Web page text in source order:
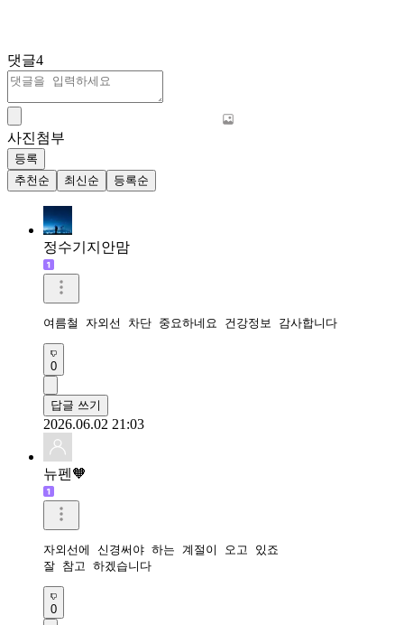
댓글4
사진첨부
등록
추천순
최신순 등록순
정수기지안맘
여름철 자외선 차단 중요하네요 건강정보 감사합니다
0
답글 쓰기
2026.06.02 21:03
뉴펜🧡
자외선에 신경써야 하는 계절이 오고 있죠
잘 참고 하겠습니다
0